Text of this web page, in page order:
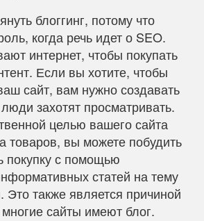
блоггинг, потому что
когда речь идет о SEO.
интернет, чтобы покупать
Если вы хотите, чтобы
сайт, вам нужно создавать
захотят просматривать.
целью вашего сайта
товаров, вы можете побудить
с помощью
статей на тему
Это также является причиной
многие сайты имеют блог.